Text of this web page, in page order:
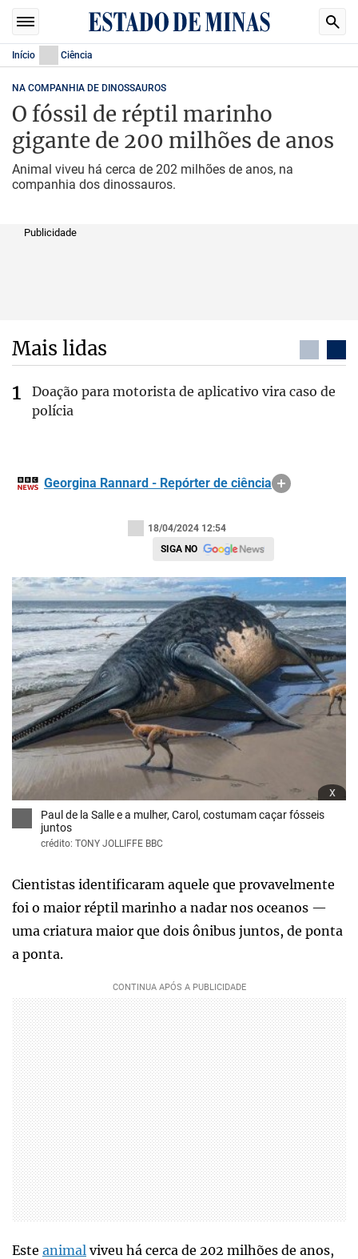
Início Ciência
NA COMPANHIA DE DINOSSAUROS
O fóssil de réptil marinho
gigante de 200 milhões de anos
Animal viveu há cerca de 202 milhões de anos, na
companhia dos dinossauros.
Publicidade
Mais lidas
Doação para motorista de aplicativo vira caso de
polícia
Georgina Rannard - Repórter de ciência
18/04/2024 12:54
SIGA NO
x
Paul de la Salle e a mulher, Carol, costumam caçar fósseis
juntos
crédito: TONY JOLLIFFE BBC
Cientistas identificaram aquele que provavelmente
foi o maior réptil marinho a nadar nos oceanos —
uma criatura maior que dois ônibus juntos, de ponta
a ponta.
Este animal viveu há cerca de 202 milhões de anos,